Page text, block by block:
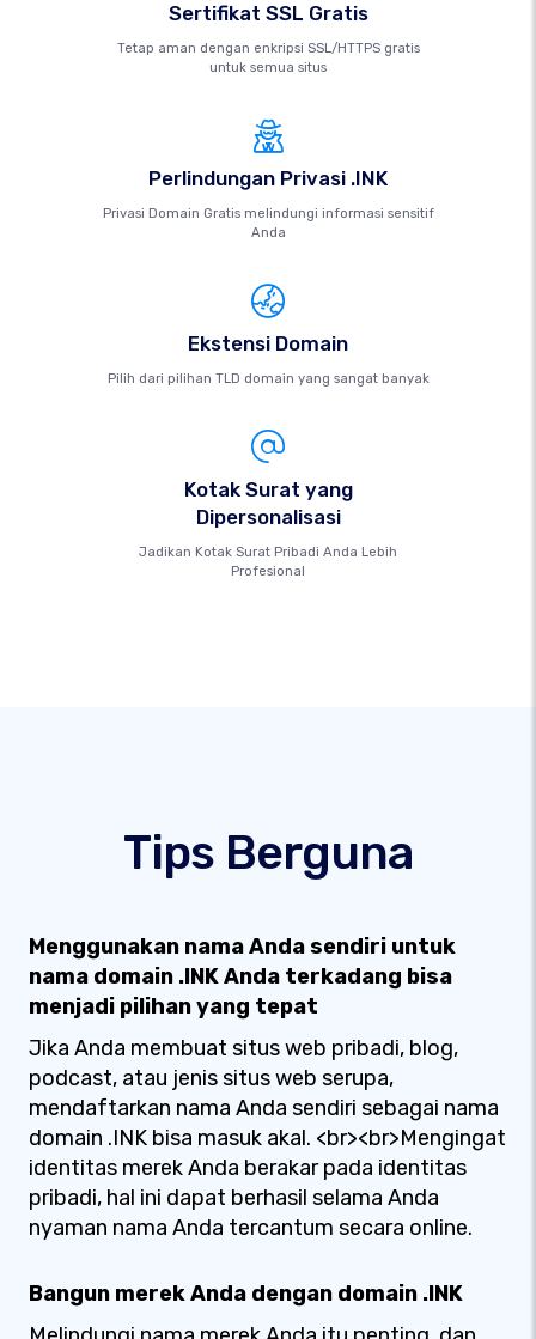
Sertifikat SSL Gratis
Tetap aman dengan enkripsi SSL/HTTPS gratis
untuk semua situs
Perlindungan Privasi .INK
Privasi Domain Gratis melindungi informasi sensitif
Anda
Ekstensi Domain
Pilih dari pilihan TLD domain yang sangat banyak
Kotak Surat yang
Dipersonalisasi
Jadikan Kotak Surat Pribadi Anda Lebih
Profesional
Tips Berguna
Menggunakan nama Anda sendiri untuk
nama domain .INK Anda terkadang bisa
menjadi pilihan yang tepat
Jika Anda membuat situs web pribadi, blog,
podcast, atau jenis situs web serupa,
mendaftarkan nama Anda sendiri sebagai nama
domain .INK bisa masuk akal. <br><br>Mengingat
identitas merek Anda berakar pada identitas
pribadi, hal ini dapat berhasil selama Anda
nyaman nama Anda tercantum secara online.
Bangun merek Anda dengan domain .INK